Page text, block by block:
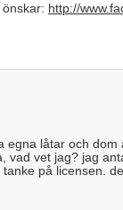
http://
egna låtar och
vad vet jag? jag
på licensen.